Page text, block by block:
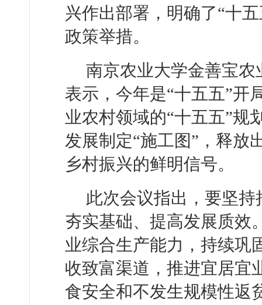
兴作出部署，明确了“十
政策举措。
南京农业大学金善宝
表示，今年是“十五五”开
业农村领域的“十五五”规
发展制定“施工图”，释放
乡村振兴的鲜明信号。
此次会议指出，要坚
夯实基础、提高发展质效
业综合生产能力，持续巩
收致富渠道，推进宜居宜
食安全和不发生规模性返